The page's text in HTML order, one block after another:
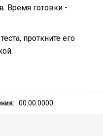
Время готовки -
проткните его
00.00.0000